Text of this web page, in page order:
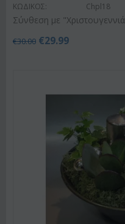
ΚΩΔΙΚΟΣ: Chpl18
Σύνθεση με
€30.00 €29.99